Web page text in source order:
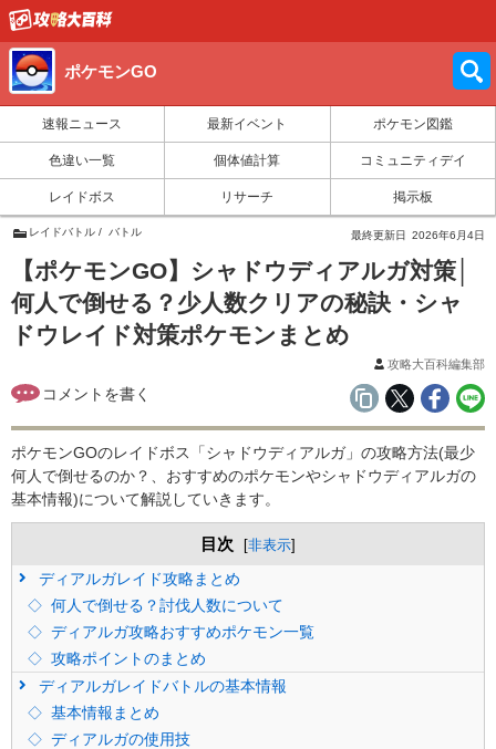
ポケモンGO
速報ニュース 最新イベント ポケモン図鑑
色違い一覧 個体値計算 コミュニティデイ
レイドボス リサーチ 掲示板
レイドバトル バトル 最終更新日 2026年6月4日
【ポケモンGO】シャドウディアルガ対策│
何人で倒せる？少人数クリアの秘訣・シャ
ドウレイド対策ポケモンまとめ
攻略大百科編集部
ポケモンGOのレイドボス「シャドウディアルガ」の攻略方法(最少
何人で倒せるのか？、おすすめのポケモンやシャドウディアルガの
基本情報)について解説していきます。
目次 [非表示]
ディアルガレイド攻略まとめ
何人で倒せる？討伐人数について
ディアルガ攻略おすすめポケモン一覧
攻略ポイントのまとめ
ディアルガレイドバトルの基本情報
基本情報まとめ
ディアルガの使用技